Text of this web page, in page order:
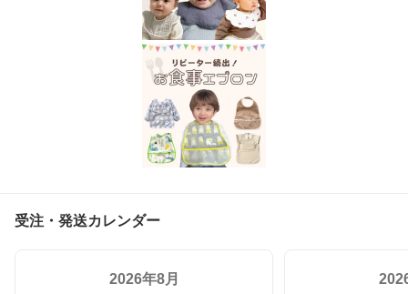
受注・発送カレンダー
2026年8月